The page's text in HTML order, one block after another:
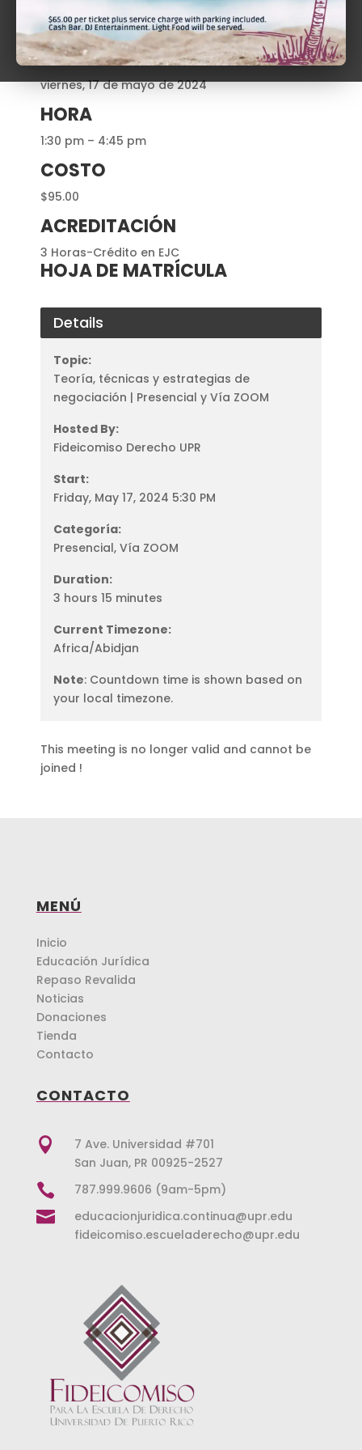
Prof. José Alvarado Vázquez
DÍA
viernes, 17 de mayo de 2024
HORA
1:30 pm – 4:45 pm
COSTO
$95.00
ACREDITACIÓN
3 Horas-Crédito en EJC
HOJA DE MATRÍCULA
Details
Topic:
Teoría, técnicas y estrategias de
negociación | Presencial y Vía ZOOM
Hosted By:
Fideicomiso Derecho UPR
Start:
Friday, May 17, 2024 5:30 PM
Categoría:
Presencial, Vía ZOOM
Duration:
3 hours 15 minutes
Current Timezone:
Africa/Abidjan
Note: Countdown time is shown based on
your local timezone.
This meeting is no longer valid and cannot be
joined !
MENÚ
Inicio
Educación Jurídica
Repaso Revalida
Noticias
Donaciones
Tienda
Contacto
CONTACTO

7 Ave. Universidad #701
San Juan, PR 00925-2527
 787.999.9606 (9am-5pm)

educacionjuridica.continua@upr.edu
fideicomiso.escueladerecho@upr.edu